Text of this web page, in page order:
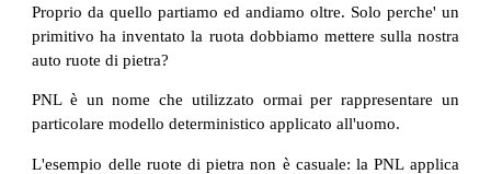
Proprio da quello partiamo ed andiamo oltre. Solo perche' un
primitivo ha inventato la ruota dobbiamo mettere sulla nostra
auto ruote di pietra?
PNL è un nome che utilizzato ormai per rappresentare un
particolare modello deterministico applicato all'uomo.
L'esempio delle ruote di pietra non è casuale: la PNL applica